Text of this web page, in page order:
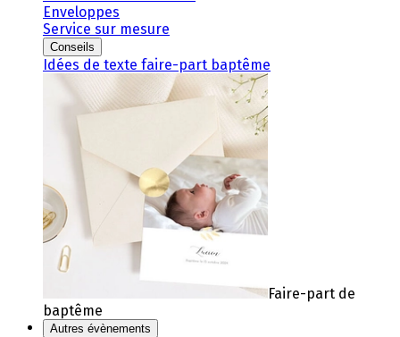
Enveloppes
Service sur mesure
Conseils
Idées de texte faire-part baptême
Faire-part de
baptême
Autres évènements